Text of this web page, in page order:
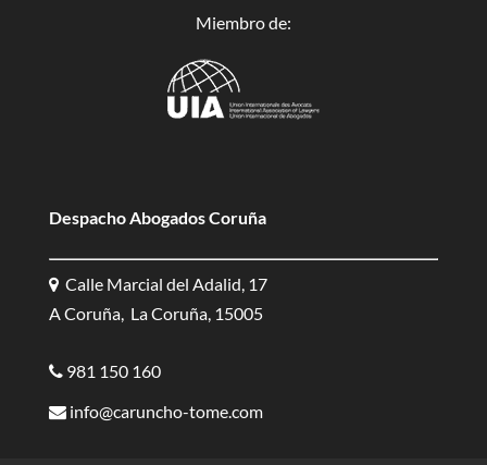
Miembro de:
Despacho Abogados Coruña
Calle Marcial del Adalid, 17
A Coruña, La Coruña, 15005
981 150 160
info@caruncho-tome.com